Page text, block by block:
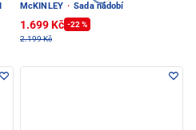
McKINLEY · Sada nádobí
1.699 Kč -22 %
2.199 Kč